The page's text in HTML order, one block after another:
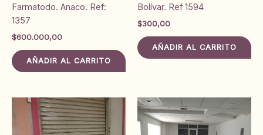
Farmatodo. Anaco. Ref:
1357
$600.000,00
AÑADIR AL CARRITO
Bolívar. Ref 1594
$300,00
AÑADIR AL CARRITO